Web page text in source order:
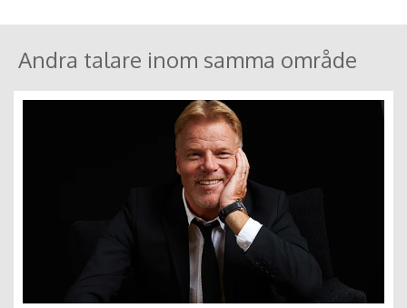
Andra talare inom samma område